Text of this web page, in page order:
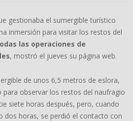
gestionaba el sumergible turístico
inmersión para visitar los restos del
las operaciones de
, mostró el jueves su página web.
de unos 6,5 metros de eslora,
para observar los restos del naufragio
siete horas después, pero, cuando
dos horas, se perdió el contacto con